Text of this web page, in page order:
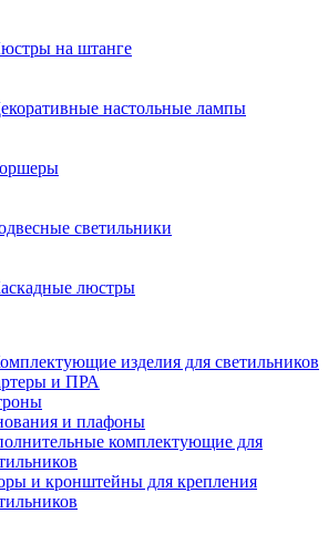
на штанге
настольные лампы
светильники
люстры
изделия для светильников
и ПРА
и плафоны
комплектующие для
и кронштейны для крепления